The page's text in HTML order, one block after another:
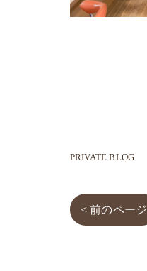
PRIVATE BLOG
< 前のページ